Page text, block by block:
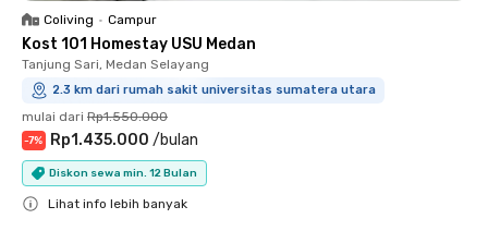
Coliving • Campur
Kost 101 Homestay USU Medan
Tanjung Sari, Medan Selayang
2.3 km dari rumah sakit universitas sumatera utara
mulai dari Rp1.550.000
-7% Rp1.435.000 /bulan
Diskon sewa min. 12 Bulan
Lihat info lebih banyak